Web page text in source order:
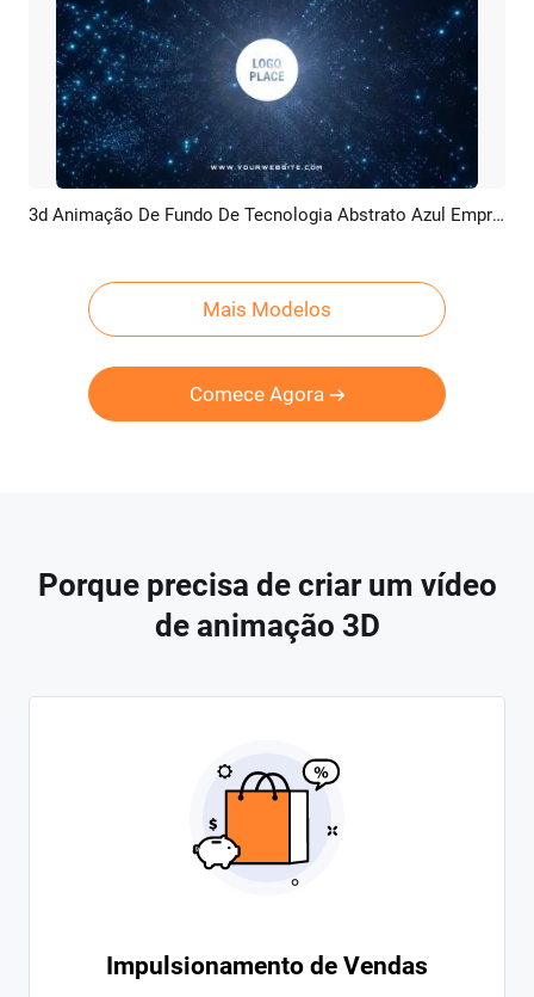
Pré-visualizar Personalizar 3d Animação De Fundo De Tecnologia Abstrato Azul Empresa Negócio Logotipo Introdução
Mais Modelos
Comece Agora
Porque precisa de criar um vídeo
de animação 3D
Impulsionamento de Vendas